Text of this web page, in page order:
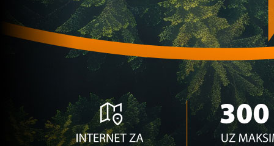
Sve je gotovo: Edin Džeko donio
odluku, evo gdje nastavlja
1 sedmica 3 dan
A Selekcija
Ovo niko nije očekivao: Nikola
Vasilj iznenadio izborom novog
kluba!